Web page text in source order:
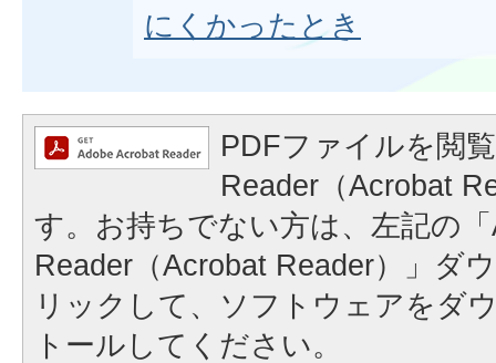
にくかったとき
PDFファイルを閲
Reader（Acrobat
す。お持ちでない方は、左記の
Reader（Acrobat Reader）」ダ
リックして、ソフトウェアをダ
トールしてください。